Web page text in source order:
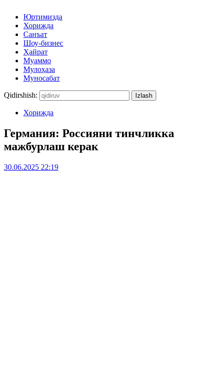
Юртимизда
Хорижда
Санъат
Шоу-бизнес
Ҳайрат
Муаммо
Мулоҳаза
Муносабат
Qidirshish:
Хорижда
Германия: Россияни тинчликка
мажбурлаш керак
30.06.2025 22:19